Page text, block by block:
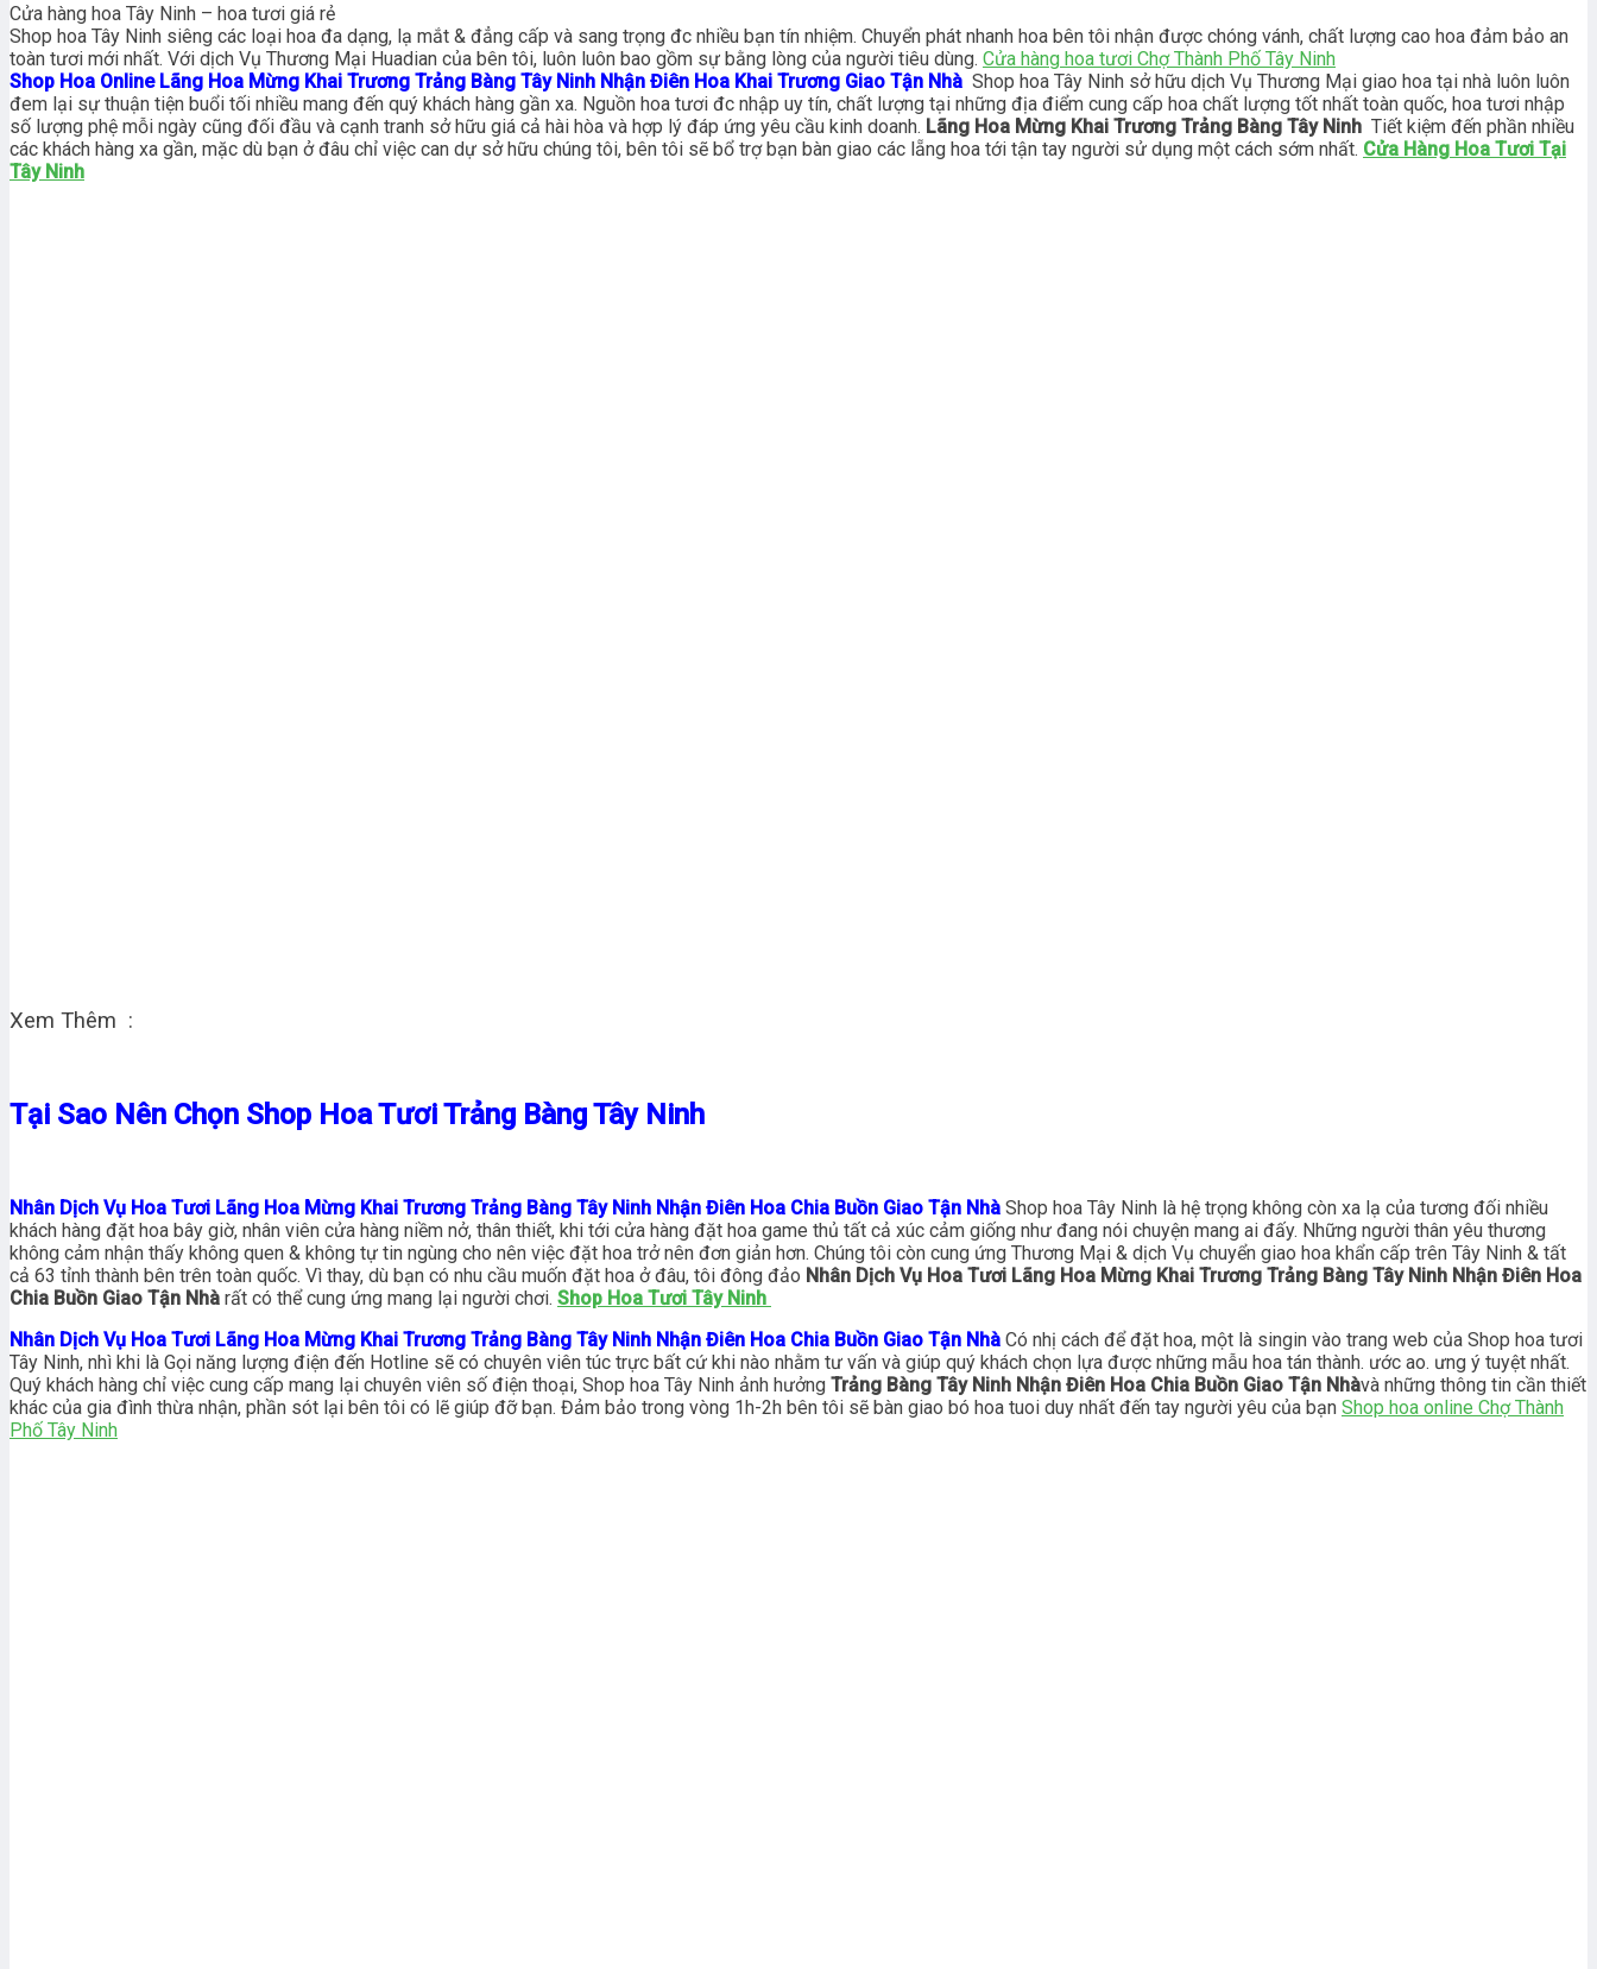
Cửa hàng hoa Tây Ninh – hoa tươi giá rẻ
Shop hoa Tây Ninh siêng các loại hoa đa dạng, lạ mắt & đẳng cấp và sang trọng đc nhiều bạn tín nhiệm. Chuyển phát nhanh hoa bên tôi nhận được chóng vánh, chất lượng cao hoa đảm bảo an
toàn tươi mới nhất. Với dịch Vụ Thương Mại Huadian của bên tôi, luôn luôn bao gồm sự bằng lòng của người tiêu dùng. Cửa hàng hoa tươi Chợ Thành Phố Tây Ninh
Shop Hoa Online Lãng Hoa Mừng Khai Trương Trảng Bàng Tây Ninh Nhận Điên Hoa Khai Trương Giao Tận Nhà Shop hoa Tây Ninh sở hữu dịch Vụ Thương Mại giao hoa tại nhà luôn luôn
đem lại sự thuận tiện buổi tối nhiều mang đến quý khách hàng gần xa. Nguồn hoa tươi đc nhập uy tín, chất lượng tại những địa điểm cung cấp hoa chất lượng tốt nhất toàn quốc, hoa tươi nhập
số lượng phệ mỗi ngày cũng đối đầu và cạnh tranh sở hữu giá cả hài hòa và hợp lý đáp ứng yêu cầu kinh doanh. Lãng Hoa Mừng Khai Trương Trảng Bàng Tây Ninh Tiết kiệm đến phần nhiều
các khách hàng xa gần, mặc dù bạn ở đâu chỉ việc can dự sở hữu chúng tôi, bên tôi sẽ bổ trợ bạn bàn giao các lẵng hoa tới tận tay người sử dụng một cách sớm nhất. Cửa Hàng Hoa Tươi Tại
Tây Ninh
Xem Thêm :
Tại Sao Nên Chọn Shop Hoa Tươi Trảng Bàng Tây Ninh
Nhân Dịch Vụ Hoa Tươi Lãng Hoa Mừng Khai Trương Trảng Bàng Tây Ninh Nhận Điên Hoa Chia Buồn Giao Tận Nhà Shop hoa Tây Ninh là hệ trọng không còn xa lạ của tương đối nhiều
khách hàng đặt hoa bây giờ, nhân viên cửa hàng niềm nở, thân thiết, khi tới cửa hàng đặt hoa game thủ tất cả xúc cảm giống như đang nói chuyện mang ai đấy. Những người thân yêu thương
không cảm nhận thấy không quen & không tự tin ngùng cho nên việc đặt hoa trở nên đơn giản hơn. Chúng tôi còn cung ứng Thương Mại & dịch Vụ chuyển giao hoa khẩn cấp trên Tây Ninh & tất
cả 63 tỉnh thành bên trên toàn quốc. Vì thay, dù bạn có nhu cầu muốn đặt hoa ở đâu, tôi đông đảo Nhân Dịch Vụ Hoa Tươi Lãng Hoa Mừng Khai Trương Trảng Bàng Tây Ninh Nhận Điên Hoa
Chia Buồn Giao Tận Nhà rất có thể cung ứng mang lại người chơi. Shop Hoa Tươi Tây Ninh
Nhân Dịch Vụ Hoa Tươi Lãng Hoa Mừng Khai Trương Trảng Bàng Tây Ninh Nhận Điên Hoa Chia Buồn Giao Tận Nhà Có nhị cách để đặt hoa, một là singin vào trang web của Shop hoa tươi
Tây Ninh, nhì khi là Gọi năng lượng điện đến Hotline sẽ có chuyên viên túc trực bất cứ khi nào nhằm tư vấn và giúp quý khách chọn lựa được những mẫu hoa tán thành. ước ao. ưng ý tuyệt nhất.
Quý khách hàng chỉ việc cung cấp mang lại chuyên viên số điện thoại, Shop hoa Tây Ninh ảnh hưởng Trảng Bàng Tây Ninh Nhận Điên Hoa Chia Buồn Giao Tận Nhàvà những thông tin cần thiết
khác của gia đình thừa nhận, phần sót lại bên tôi có lẽ giúp đỡ bạn. Đảm bảo trong vòng 1h-2h bên tôi sẽ bàn giao bó hoa tuoi duy nhất đến tay người yêu của bạn Shop hoa online Chợ Thành
Phố Tây Ninh